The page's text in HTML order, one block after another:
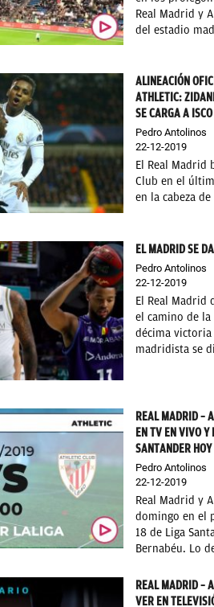
Real Madrid y
del estadio
ALINEACIÓN
ATHLETIC:
SE CARGA A
Pedro Antolinos
22-12-2019
El Real Madrid
Club en el
en la cabeza
EL MADRID SE
Pedro Antolinos
22-12-2019
El Real Madrid
el camino de la
décima
madridista se
REAL MADRID –
EN TV EN VIVO
SANTANDER HOY
Pedro Antolinos
22-12-2019
Real Madrid y
domingo en el
18 de Liga
Bernabéu. Lo
REAL MADRID –
VER EN